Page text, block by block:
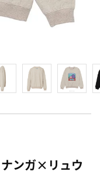
ンガ×リュウ